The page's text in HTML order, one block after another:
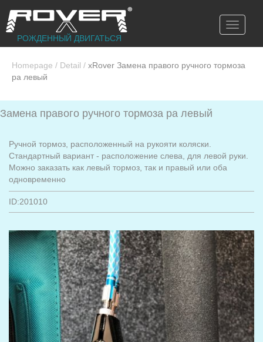
Toggle
РОЖДЕННЫЙ ДВИГАТЬСЯ
Homepage / Detail / xRover Замена правого ручного тормоза
ра левый
Замена правого ручного тормоза ра левый
Ручной тормоз, расположенный на рукояти коляски.
Стандартный вариант - расположение слева, для левой руки.
Можно заказать как левый тормоз, так и правый или оба
одновременно
ID:201010